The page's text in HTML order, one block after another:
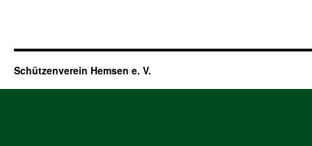
Schützenverein Hemsen e. V.